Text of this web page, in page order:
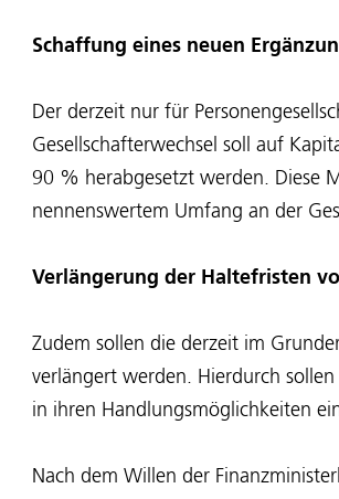
Schaffung eines neuen
Der derzeit nur für
Gesellschafterwechsel soll auf
90 % herabgesetzt werden. Diese
nennenswertem Umfang an der
Verlängerung der Haltefristen
Zudem sollen die derzeit im
verlängert werden. Hierdurch
in ihren Handlungsmöglichkeiten
Nach dem Willen der